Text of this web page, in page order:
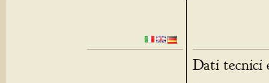
Dati tecnici